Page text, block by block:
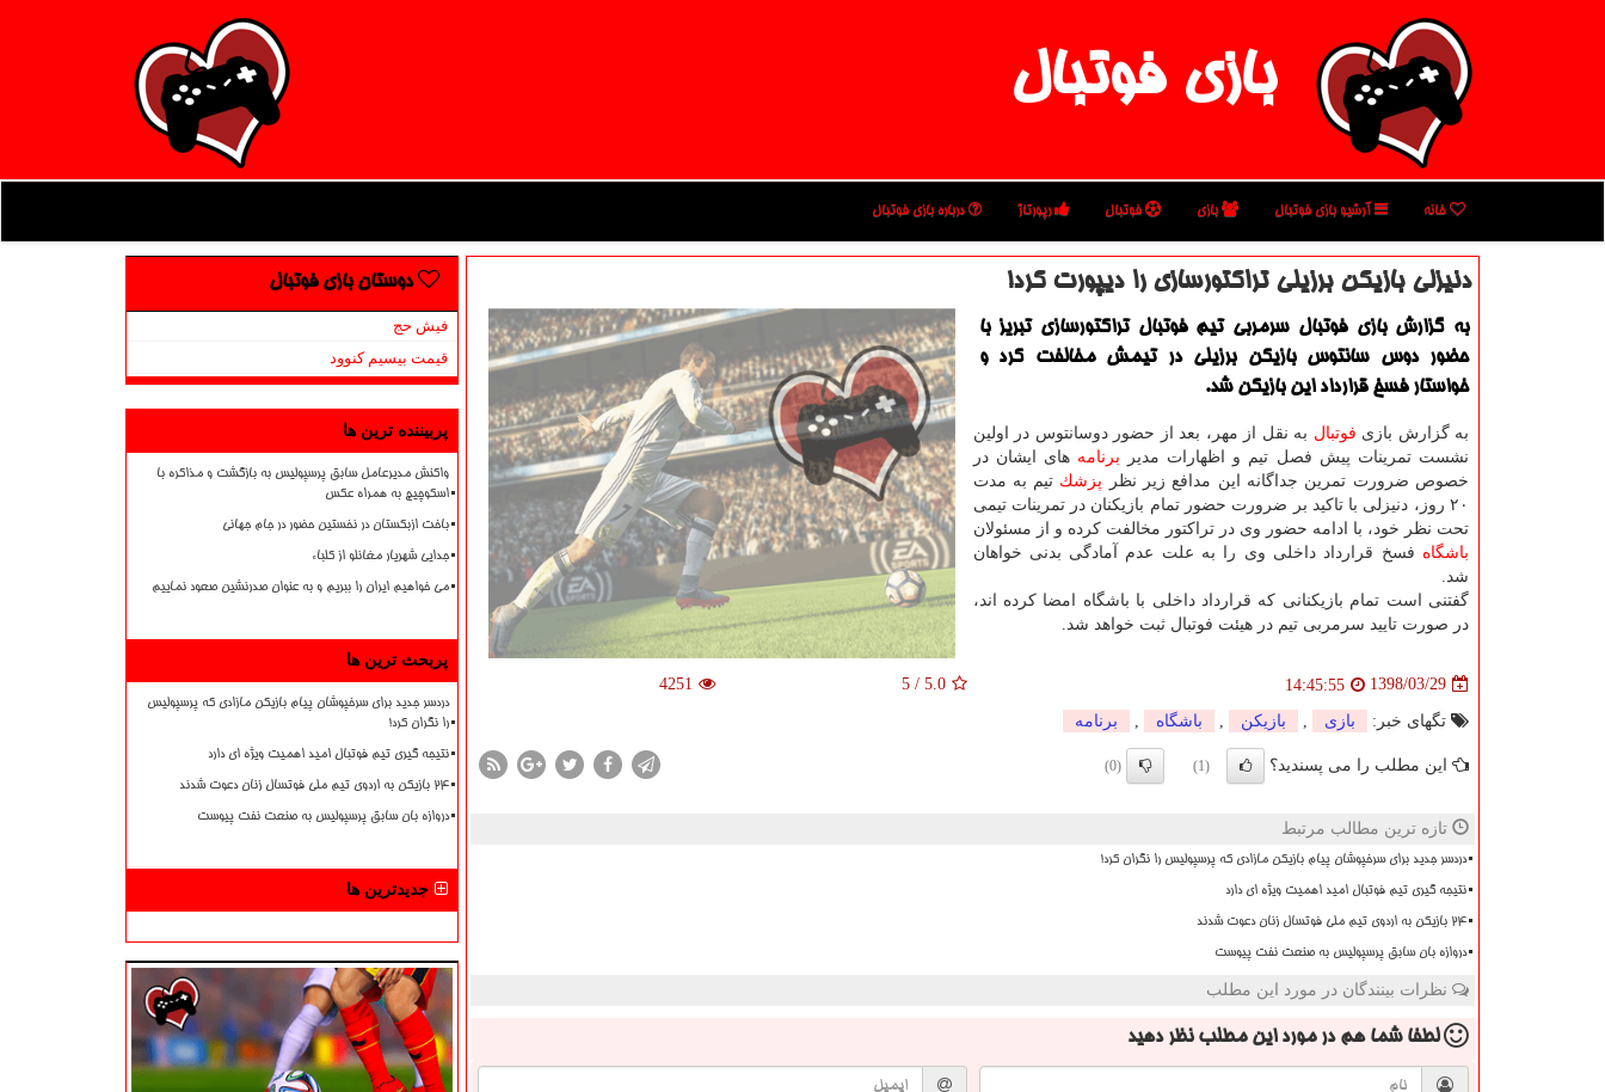
بازی فوتبال
خانه آرشیو بازی فوتبال بازی فوتبال رپورتاژ درباره بازی فوتبال
دنیزلی بازیكن برزیلی تراكتورسازی را دیپورت كرد!
به گزارش بازی فوتبال سرمربی تیم فوتبال تراكتورسازی تبریز با
حضور دوس سانتوس بازیكن برزیلی در تیمش مخالفت كرد و
خواستار فسخ قرارداد این بازیكن شد.
به گزارش بازی فوتبال به نقل از مهر، بعد از حضور دوسانتوس در اولین
نشست تمرینات پیش فصل تیم و اظهارات مدیر برنامه های ایشان در
خصوص ضرورت تمرین جداگانه این مدافع زیر نظر پزشك تیم به مدت
۲۰ روز، دنیزلی با تاكید بر ضرورت حضور تمام بازیكنان در تمرینات تیمی
تحت نظر خود، با ادامه حضور وی در تراكتور مخالفت كرده و از مسئولان
باشگاه فسخ قرارداد داخلی وی را به علت عدم آمادگی بدنی خواهان
شد.
گفتنی است تمام بازیكنانی كه قرارداد داخلی با باشگاه امضا كرده اند،
در صورت تایید سرمربی تیم در هیئت فوتبال ثبت خواهد شد.
1398/03/29
14:45:55
5.0
/
5
4251
تگهای خبر: بازی بازیكن باشگاه برنامه
این مطلب را می پسندید؟ (1)
(0)
تازه ترین مطالب مرتبط
دردسر جدید برای سرخپوشان پیام بازیکن مازادی که پرسپولیس را نگران کرد!
نتیجه گیری تیم فوتبال امید اهمیت ویژه ای دارد
۲۴ بازیکن به اردوی تیم ملی فوتسال زنان دعوت شدند
دروازه بان سابق پرسپولیس به صنعت نفت پیوست
نظرات بینندگان در مورد این مطلب
لطفا شما همدر مورد این مطلب نظر دهید
دوستان بازی فوتبال
فیش حج
قیمت بیسیم کنوود
پربیننده ترین ها
واکنش مدیرعامل سابق پرسپولیس به بازگشت و مذاکره با
اسکوچیچ به همراه عکس
باخت ازبکستان در نخستین حضور در جام جهانی
جدایی شهریار مغانلو از کلباء
می خواهیم ایران را ببریم و به عنوان صدرنشین صعود نماییم
پربحث ترین ها
دردسر جدید برای سرخپوشان پیام بازیکن مازادی که پرسپولیس
را نگران کرد!
نتیجه گیری تیم فوتبال امید اهمیت ویژه ای دارد
۲۴ بازیکن به اردوی تیم ملی فوتسال زنان دعوت شدند
دروازه بان سابق پرسپولیس به صنعت نفت پیوست
جدیدترین ها